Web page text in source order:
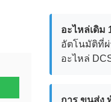
อะไหล่เดิม
อัตโนมัติที่ผ่
อะไหล่
การ ขนส่ง